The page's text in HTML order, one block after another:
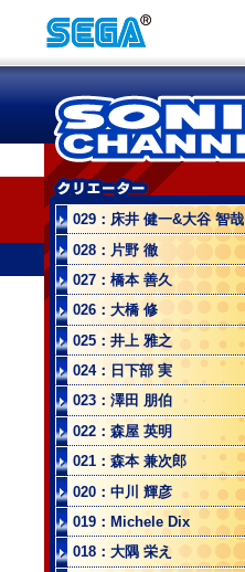
029：床井 健一&大谷 智哉
028：片野 徹
027：橋本 善久
026：大橋 修
025：井上 雅之
024：日下部 実
023：澤田 朋伯
022：森屋 英明
021：森本 兼次郎
020：中川 輝彦
019：Michele Dix
018：大隅 栄え